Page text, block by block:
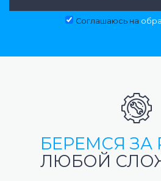
Соглашаюсь на
БЕРЕМСЯ ЗА
ЛЮБОЙ